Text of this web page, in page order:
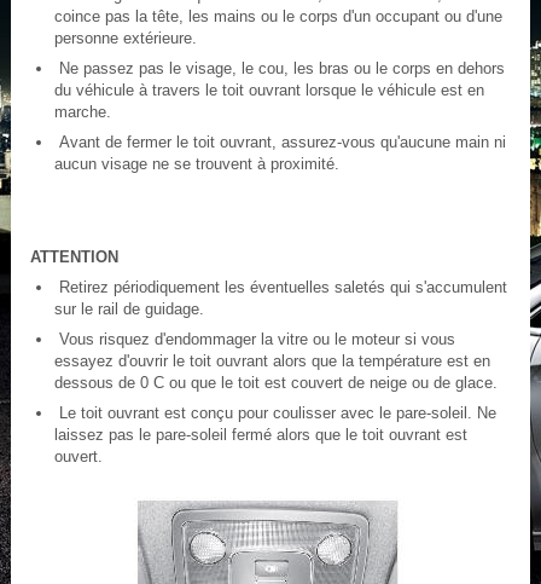
coince pas la tête, les mains ou le corps d'un occupant ou d'une
personne extérieure.
Ne passez pas le visage, le cou, les bras ou le corps en dehors
du véhicule à travers le toit ouvrant lorsque le véhicule est en
marche.
Avant de fermer le toit ouvrant, assurez-vous qu'aucune main ni
aucun visage ne se trouvent à proximité.
ATTENTION
Retirez périodiquement les éventuelles saletés qui s'accumulent
sur le rail de guidage.
Vous risquez d'endommager la vitre ou le moteur si vous
essayez d'ouvrir le toit ouvrant alors que la température est en
dessous de 0 C ou que le toit est couvert de neige ou de glace.
Le toit ouvrant est conçu pour coulisser avec le pare-soleil. Ne
laissez pas le pare-soleil fermé alors que le toit ouvrant est
ouvert.